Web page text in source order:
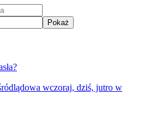
Pokaż
wczoraj, dziś, jutro w